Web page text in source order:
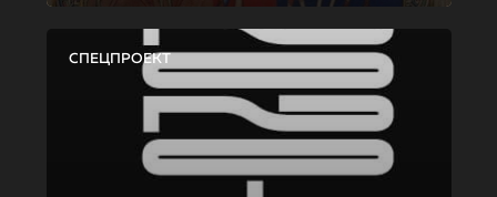
СПЕЦПРОЕКТ